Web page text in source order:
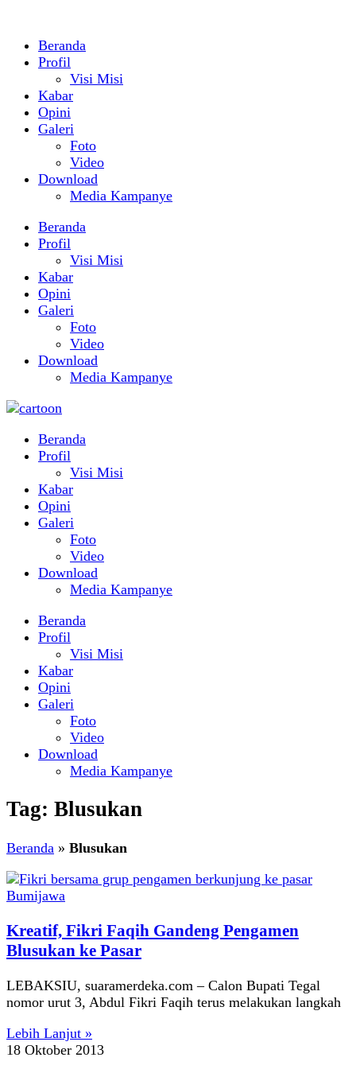
Beranda
Profil
Visi Misi
Kabar
Opini
Galeri
Foto
Video
Download
Media Kampanye
Beranda
Profil
Visi Misi
Kabar
Opini
Galeri
Foto
Video
Download
Media Kampanye
Beranda
Profil
Visi Misi
Kabar
Opini
Galeri
Foto
Video
Download
Media Kampanye
Beranda
Profil
Visi Misi
Kabar
Opini
Galeri
Foto
Video
Download
Media Kampanye
Tag: Blusukan
Beranda » Blusukan
Kreatif, Fikri Faqih Gandeng Pengamen
Blusukan ke Pasar
LEBAKSIU, suaramerdeka.com – Calon Bupati Tegal
nomor urut 3, Abdul Fikri Faqih terus melakukan langkah
Lebih Lanjut »
18 Oktober 2013